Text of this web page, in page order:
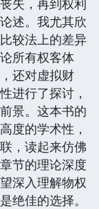
失，再到权利
述。我尤其欣
较法上的差异
所有权客体
还对虚拟财
进行了探讨，
景。这本书的
度的学术性，
，读起来仿佛
节的理论深度
深入理解物权
绝佳的选择。